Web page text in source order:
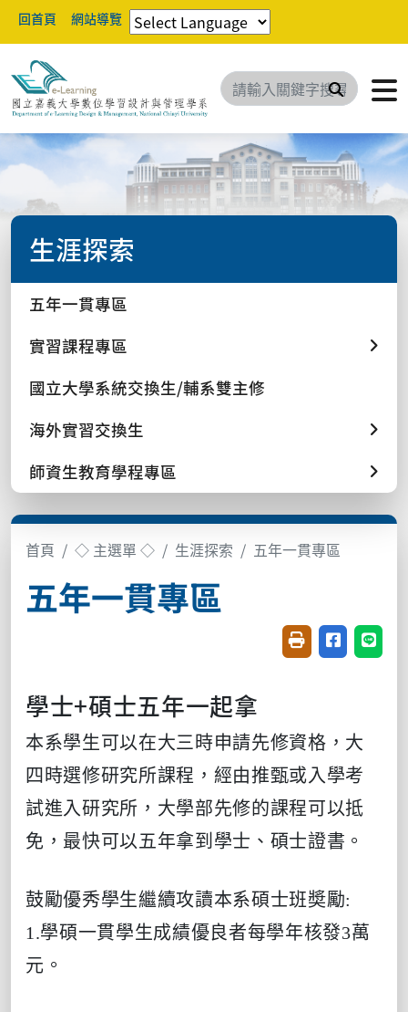
回首頁 網站導覽
搜尋
生涯探索
五年一貫專區
實習課程專區
國立大學系統交換生/輔系雙主修
海外實習交換生
師資生教育學程專區
首頁 ◇ 主選單 ◇ 生涯探索 五年一貫專區
五年一貫專區
友善列印(開新視
分享至臉書
分享
學士+碩士五年一起拿
本系學生可以在大三時申請先修資格，大
四時選修研究所課程，經由推甄或入學考
試進入研究所，大學部先修的課程可以抵
免，最快可以五年拿到學士、碩士證書。
鼓勵優秀學生繼續攻讀本系碩士班奬勵:
1.學碩一貫學生成績優良者每學年核發3萬
元。